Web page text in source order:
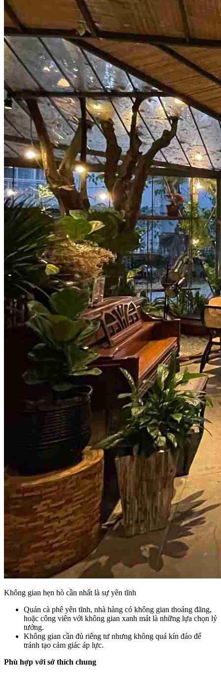
Không gian hẹn hò cần nhất là sự yên tĩnh
Quán cà phê yên tĩnh, nhà hàng có không gian thoáng đãng,
hoặc công viên với không gian xanh mát là những lựa chọn lý
tưởng.
Không gian cần đủ riêng tư nhưng không quá kín đáo để
tránh tạo cảm giác áp lực.
Phù hợp với sở thích chung